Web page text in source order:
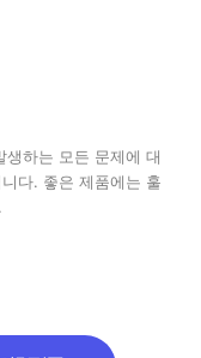
하는 모든 문제에 대
다. 좋은 제품에는 훌